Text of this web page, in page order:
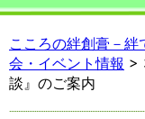
こころの絆創膏－絆
会・イベント情報 >
談』のご案内